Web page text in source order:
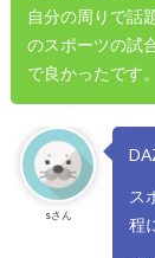
自分の周りで話
のスポーツの試
で良かったです。
sさん
ス
程